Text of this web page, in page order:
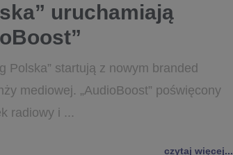
uruchamiają
Polska” startują z nowym branded
mediowej. „AudioBoost” poświęcony
radiowy i ...
czytaj więcej...